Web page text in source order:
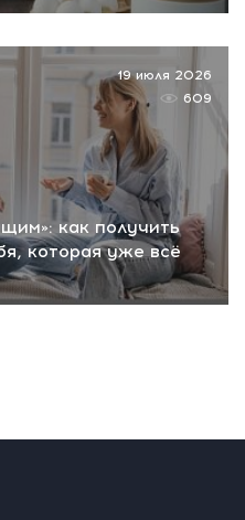
как получить
которая уже всё
19 июля 2026
609